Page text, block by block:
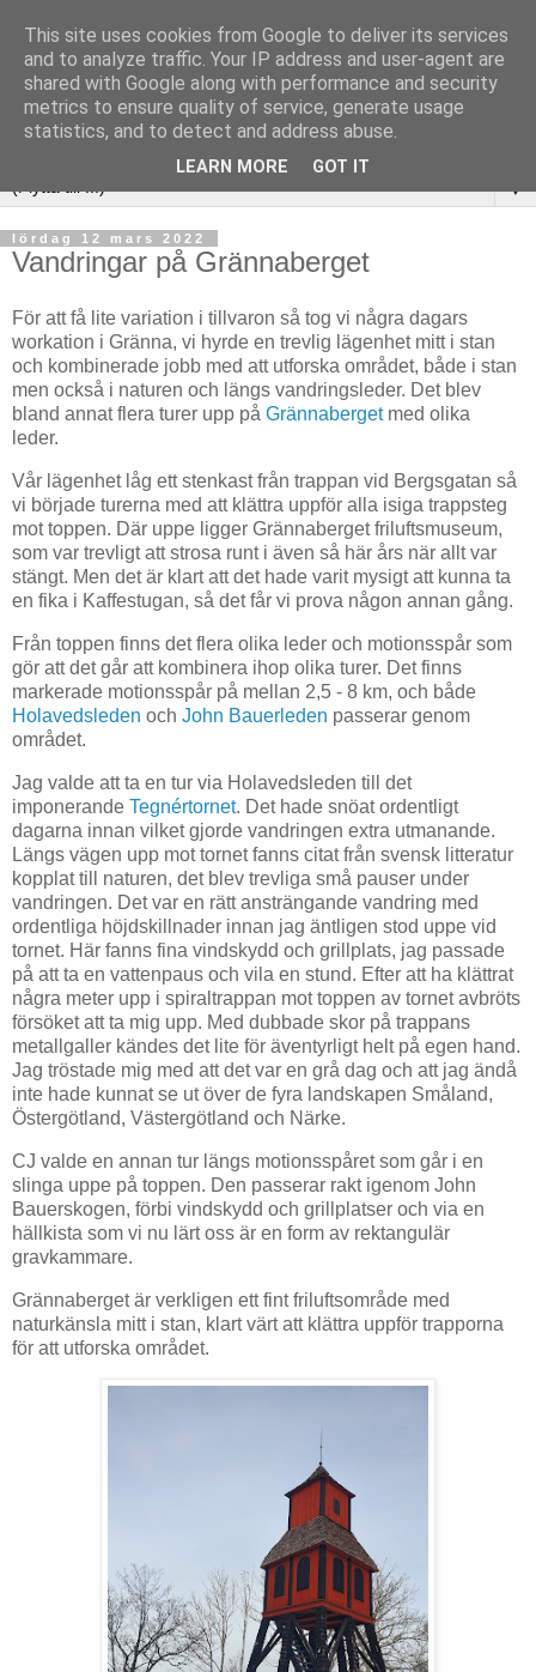
▼
lördag 12 mars 2022
Vandringar på Grännaberget
För att få lite variation i tillvaron så tog vi några dagars
workation i Gränna, vi hyrde en trevlig lägenhet mitt i stan
och kombinerade jobb med att utforska området, både i stan
men också i naturen och längs vandringsleder. Det blev
bland annat flera turer upp på Grännabergetmed olika
leder.
Vår lägenhet låg ett stenkast från trappan vid Bergsgatan så
vi började turerna med att klättra uppför alla isiga trappsteg
mot toppen. Där uppe ligger Grännaberget friluftsmuseum,
som var trevligt att strosa runt i även så här års när allt var
stängt. Men det är klart att det hade varit mysigt att kunna ta
en fika i Kaffestugan, så det får vi prova någon annan gång.
Från toppen finns det flera olika leder och motionsspår som
gör att det går att kombinera ihop olika turer. Det finns
markerade motionsspår på mellan 2,5 - 8 km, och både
Holavedsleden och John Bauerleden passerar genom
området.
Jag valde att ta en tur via Holavedsleden till det
imponerande Tegnértornet. Det hade snöat ordentligt
dagarna innan vilket gjorde vandringen extra utmanande.
Längs vägen upp mot tornet fanns citat från svensk litteratur
kopplat till naturen, det blev trevliga små pauser under
vandringen. Det var en rätt ansträngande vandring med
ordentliga höjdskillnader innan jag äntligen stod uppe vid
tornet. Här fanns fina vindskydd och grillplats, jag passade
på att ta en vattenpaus och vila en stund. Efter att ha klättrat
några meter upp i spiraltrappan mot toppen av tornet avbröts
försöket att ta mig upp. Med dubbade skor på trappans
metallgaller kändes det lite för äventyrligt helt på egen hand.
Jag tröstade mig med att det var en grå dag och att jag ändå
inte hade kunnat se ut över de fyra landskapen Småland,
Östergötland, Västergötland och Närke.
CJ valde en annan tur längs motionsspåret som går i en
slinga uppe på toppen. Den passerar rakt igenom John
Bauerskogen, förbi vindskydd och grillplatser och via en
hällkista som vi nu lärt oss är en form av rektangulär
gravkammare.
Grännaberget är verkligen ett fint friluftsområde med
naturkänsla mitt i stan, klart värt att klättra uppför trapporna
för att utforska området.
This site uses cookies from Google to deliver its services
and to analyze traffic. Your IP address and user-agent are
shared with Google along with performance and security
metrics to ensure quality of service, generate usage
statistics, and to detect and address abuse.
LEARN MORE GOT IT